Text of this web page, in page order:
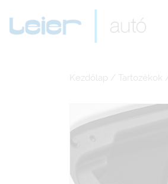
Kezdőlap / Tartozékok